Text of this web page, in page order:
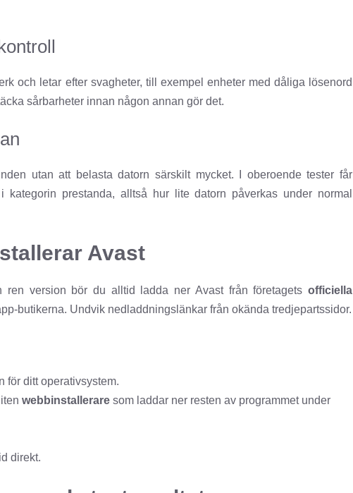
och letar efter svagheter, till exempel enheter med dåliga lösenord
sårbarheter innan någon annan gör det.
utan att belasta datorn särskilt mycket. I oberoende tester får
kategorin prestanda, alltså hur lite datorn påverkas under normal
Avast
version bör du alltid ladda ner Avast från företagets officiella
butikerna. Undvik nedladdningslänkar från okända tredjepartssidor.
för ditt operativsystem.
webbinstallerare som laddar ner resten av programmet under
direkt.